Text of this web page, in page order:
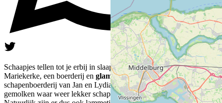
Schaapjes tellen tot je erbij in slaap valt, dat kan bij Farmcamps
Mariekerke, een boerderij en glamping in Zeeland. Op deze
schapenboerderij van Jan en Lydia worden ruim 200 schapen
gemolken waar weer lekker schapenkaas van wordt gemaakt.